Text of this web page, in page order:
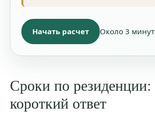
Начать расчет Около 3 минут
Сроки по резиденции:
короткий ответ